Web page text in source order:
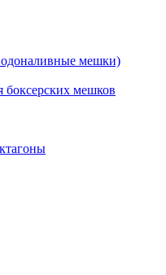
мешки)
мешков